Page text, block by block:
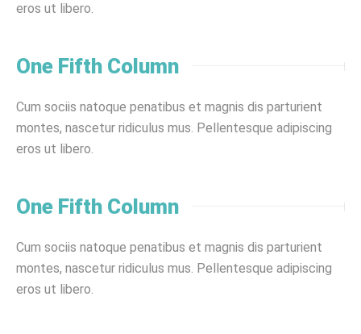
eros ut libero.
One Fifth Column
Cum sociis natoque penatibus et magnis dis parturient
montes, nascetur ridiculus mus. Pellentesque adipiscing
eros ut libero.
One Fifth Column
Cum sociis natoque penatibus et magnis dis parturient
montes, nascetur ridiculus mus. Pellentesque adipiscing
eros ut libero.